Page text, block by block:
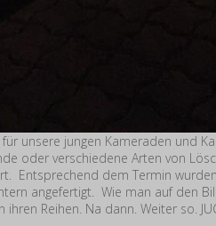
unsere jungen Kameraden und
oder verschiedene Arten von
Entsprechend dem Termin
angefertigt. Wie man auf den
Reihen. Na dann. Weiter so.